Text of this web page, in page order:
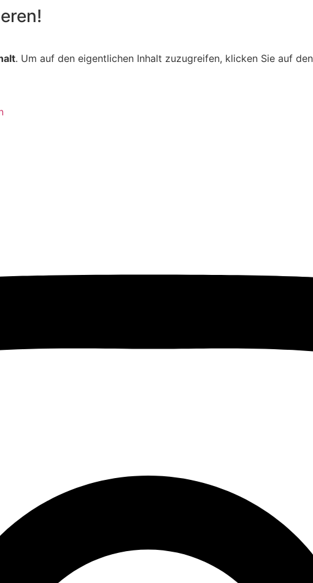
. Um auf den eigentlichen Inhalt zuzugreifen, klicken Sie auf